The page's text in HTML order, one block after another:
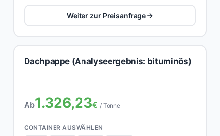
Weiter zur Preisanfrage
Dachpappe (Analyseergebnis: bituminös)
Ab1.326,23€ / Tonne
CONTAINER AUSWÄHLEN